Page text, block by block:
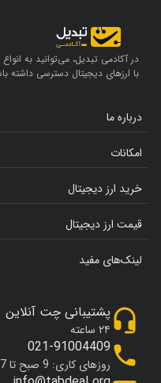
در آکادمی تبدیل، می‌توانید به
با ارزهای دیجیتال دسترسی داشته
درباره ما
امکانات
خرید ارز دیجیتال
قیمت ارز دیجیتال
لینک‌های مفید
پشتیبانی چت آنلاین
۲۴ ساعته
021-91004409
روزهای کاری: 9 صبح تا 7 شب